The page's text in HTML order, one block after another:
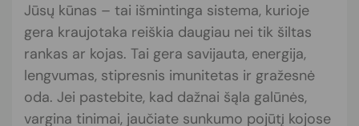
Jūsų kūnas – tai išmintinga sistema, kurioje
gera kraujotaka reiškia daugiau nei tik šiltas
rankas ar kojas. Tai gera savijauta, energija,
lengvumas, stipresnis imunitetas ir gražesnė
oda. Jei pastebite, kad dažnai šąla galūnės,
vargina tinimai, jaučiate sunkumo pojūtį kojose